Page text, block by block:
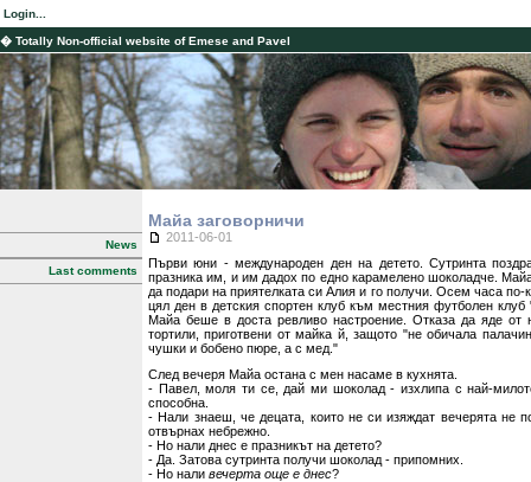
Login...
� Totally Non-official website of Emese and Pavel
News
Last comments
Майа заговорничи
2011-06-01
Първи юни - международен ден на детето. Сутринта
празника им, и им дадох по едно карамелено шоколадче.
да подари на приятелката си Алия и го получи. Осем часа по-
цял ден в детския спортен клуб към местния футболен
Майа беше в доста ревливо настроение. Отказа да яде от
тортили, приготвени от майка й, защото "не обичала
чушки и бобено пюре, а с мед."
След вечеря Майа остана с мен насаме в кухнята.
- Павел, моля ти се, дай ми шоколад - изхлипа с най-
способна.
- Нали знаеш, че децата, които не си изяждат вечерята не
отвърнах небрежно.
- Но нали днес е празникът на детето?
- Да. Затова сутринта получи шоколад - припомних.
- Но нали вечерта още е днес?